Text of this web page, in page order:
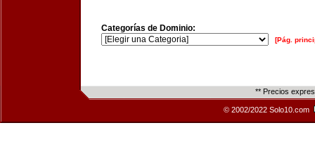
Categorías de Dominio:
[Pág.
** Precios
© 2002/2022 Solo10.com